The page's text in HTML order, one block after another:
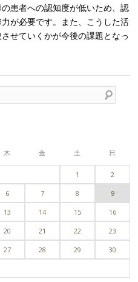
患者への認知度が低いため、認
が必要です。また、こうした活
せていくかが今後の課題となっ
木 金 土 日
1 2
6 7 8 9
13 14 15 16
20 21 22 23
27 28 29 30